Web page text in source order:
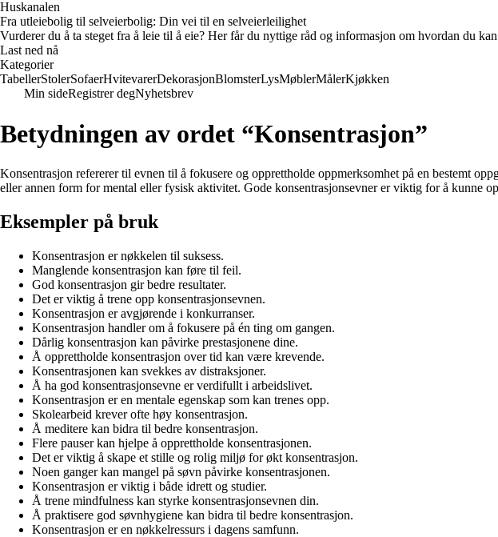
Huskanalen
Fra utleiebolig til selveierbolig: Din vei til en selveierleilighet
Vurderer du å ta steget fra å leie til å eie? Her får du nyttige råd og informasjon om hvordan du
Last ned nå
Kategorier
TabellerStolerSofaerHvitevarerDekorasjonBlomsterLysMøblerMålerKjøkken
Min sideRegistrer degNyhetsbrev
Betydningen av ordet “Konsentrasjon”
Konsentrasjon refererer til evnen til å fokusere og opprettholde oppmerksomhet på en bestemt
eller annen form for mental eller fysisk aktivitet. Gode konsentrasjonsevner er viktig for å kunne
Eksempler på bruk
Konsentrasjon er nøkkelen til suksess.
Manglende konsentrasjon kan føre til feil.
God konsentrasjon gir bedre resultater.
Det er viktig å trene opp konsentrasjonsevnen.
Konsentrasjon er avgjørende i konkurranser.
Konsentrasjon handler om å fokusere på én ting om gangen.
Dårlig konsentrasjon kan påvirke prestasjonene dine.
Å opprettholde konsentrasjon over tid kan være krevende.
Konsentrasjonen kan svekkes av distraksjoner.
Å ha god konsentrasjonsevne er verdifullt i arbeidslivet.
Konsentrasjon er en mentale egenskap som kan trenes opp.
Skolearbeid krever ofte høy konsentrasjon.
Å meditere kan bidra til bedre konsentrasjon.
Flere pauser kan hjelpe å opprettholde konsentrasjonen.
Det er viktig å skape et stille og rolig miljø for økt konsentrasjon.
Noen ganger kan mangel på søvn påvirke konsentrasjonen.
Konsentrasjon er viktig i både idrett og studier.
Å trene mindfulness kan styrke konsentrasjonsevnen din.
Å praktisere god søvnhygiene kan bidra til bedre konsentrasjon.
Konsentrasjon er en nøkkelressurs i dagens samfunn.